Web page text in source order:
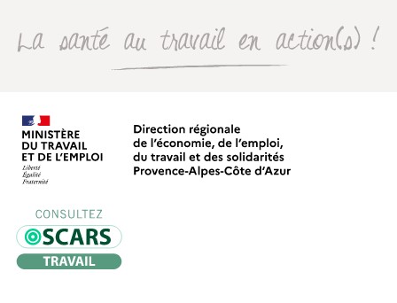
La santé au travail en
Direction régionale de l’économie,